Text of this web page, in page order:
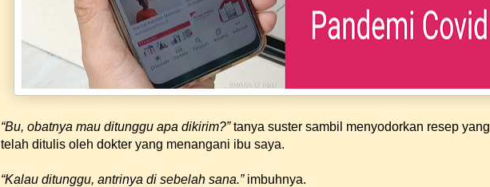
“Bu, obatnya mau ditunggu apa dikirim?”tanya suster sambil menyodorkan resep yang
telah ditulis oleh dokter yang menangani ibu saya.
“Kalau ditunggu, antrinya di sebelah sana.”imbuhnya.